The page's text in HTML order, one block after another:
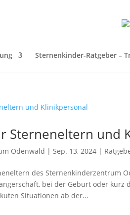
Sternenkinder-Ratgeber –
Sterneneltern und
Odenwald |Sep. 13, 2024 |
des Sternenkinderzentrum
bei der Geburt oder kurz
Situationen ab der...